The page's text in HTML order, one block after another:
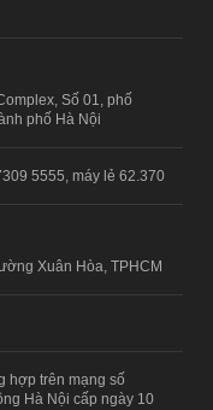
Số 01, phố
phố Hà Nội
5555, máy lẻ 62.370
Xuân Hòa, TPHCM
hợp trên mạng số
Hà Nội cấp ngày 10